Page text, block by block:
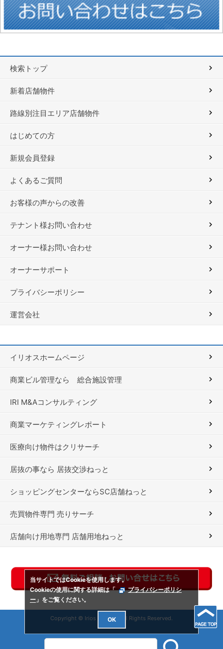
検索トップ
新着店舗物件
路線別注目エリア店舗物件
はじめての方
新規会員登録
よくあるご質問
お客様の声からの改善
テナント様お問い合わせ
オーナー様お問い合わせ
オーナーサポート
プライバシーポリシー
運営会社
イリオスホームページ
商業ビル管理なら 総合施設管理
IRI M&Aコンサルティング
商業マーケティングレポート
医療向け物件はクリサーチ
居抜の事なら 居抜交渉ねっと
ショッピングセンターならSC店舗ねっと
売買物件専門 売りサーチ
店舗向け用地専門 店舗用地ねっと
Copyright © Irios Co., Ltd. All Rights Reserved.
当サイトではCookieを使用します。
Cookieの使用に関する詳細は「
プライバシーポリシ
ー 」をご覧ください。
OK